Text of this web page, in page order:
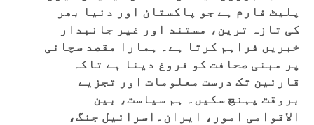
پلیٹ فارم ہے جو پاکستان اور دنیا بھر
کی تازہ ترین، مستند اور غیر جانبدار
خبریں فراہم کرتا ہے۔ ہمارا مقصد سچائی
پر مبنی صحافت کو فروغ دینا ہے تاکہ
قارئین تک درست معلومات اور تجزیے
بروقت پہنچ سکیں۔ ہم سیاست، بین
الاقوامی امور، ایران۔اسرائیل جنگ،